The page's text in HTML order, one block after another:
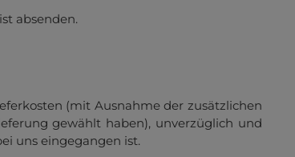
absenden.
(mit Ausnahme der zusätzlichen
gewählt haben), unverzüglich und
uns eingegangen ist.